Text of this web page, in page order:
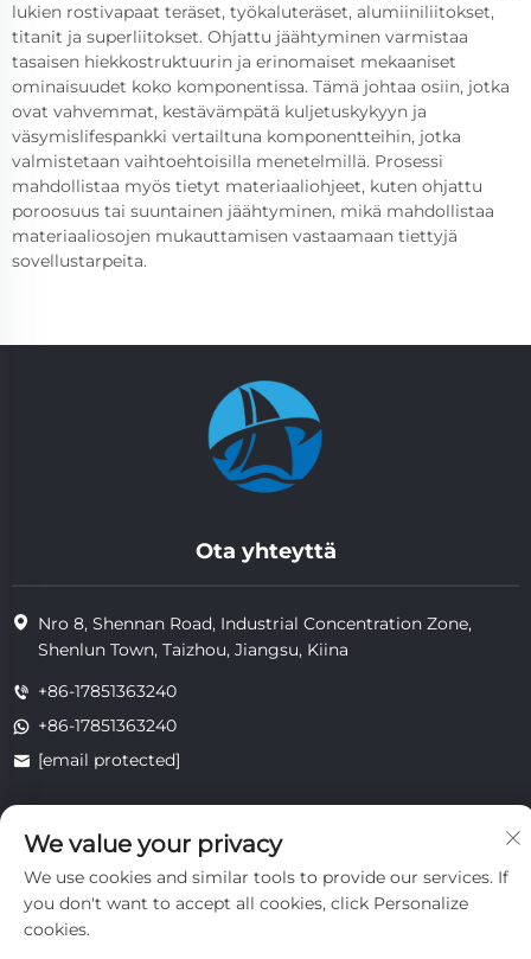
lukien rostivapaat teräset, työkaluteräset, alumiiniliitokset,
titanit ja superliitokset. Ohjattu jäähtyminen varmistaa
tasaisen hiekkostruktuurin ja erinomaiset mekaaniset
ominaisuudet koko komponentissa. Tämä johtaa osiin, jotka
ovat vahvemmat, kestävämpätä kuljetuskykyyn ja
väsymislifespankki vertailtuna komponentteihin, jotka
valmistetaan vaihtoehtoisilla menetelmillä. Prosessi
mahdollistaa myös tietyt materiaaliohjeet, kuten ohjattu
poroosuus tai suuntainen jäähtyminen, mikä mahdollistaa
materiaaliosojen mukauttamisen vastaamaan tiettyjä
sovellustarpeita.
Ota yhteyttä
Nro 8, Shennan Road, Industrial Concentration Zone,
Shenlun Town, Taizhou, Jiangsu, Kiina
+86-17851363240
+86-17851363240
[email protected]
Copyright © 2025 Jiangsu Tongzhou Heat Resistant Technology
Co., Ltd. Kaikki oikeudet pidätetään.
yksityisyys
We value your privacy
We use cookies and similar tools to provide our services. If
you don't want to accept all cookies, click Personalize
cookies.